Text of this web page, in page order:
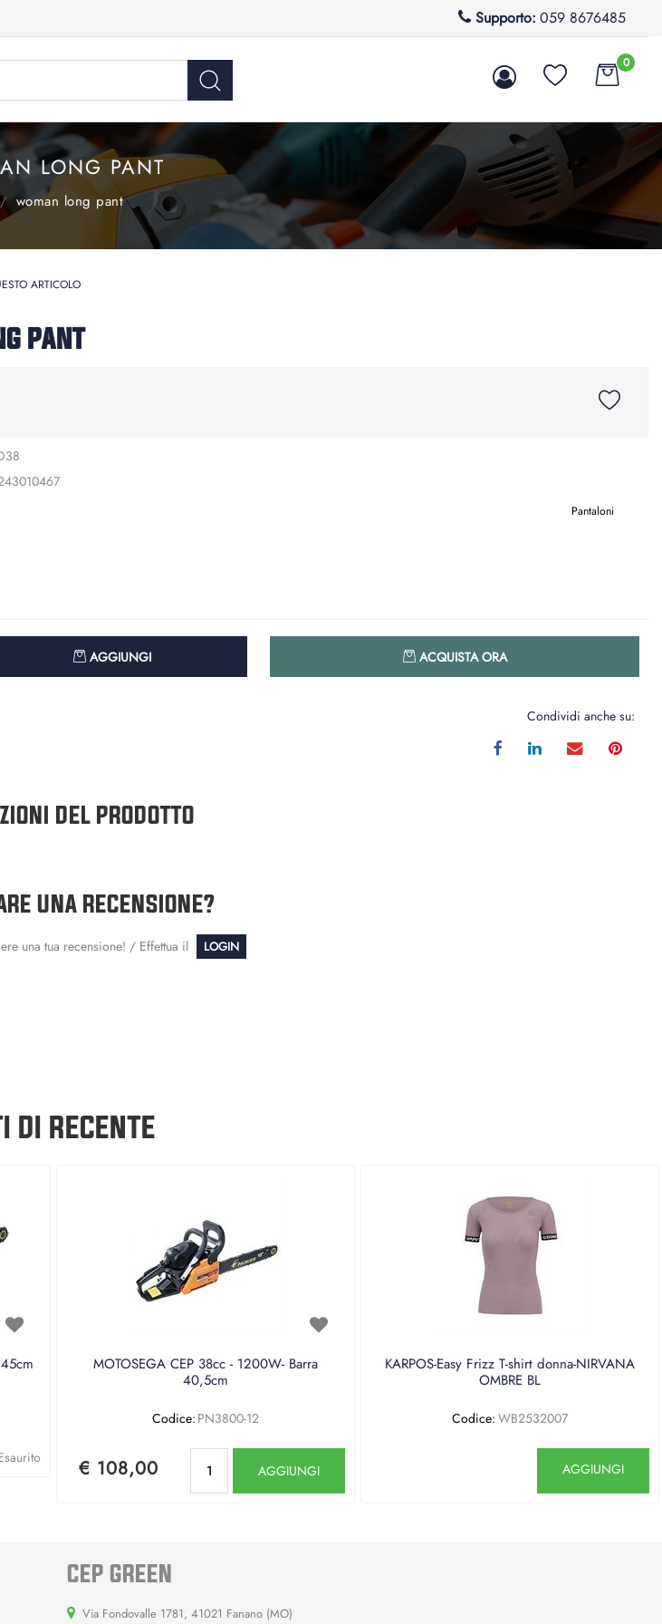
Supporto: 059 8676485
0
LONG PANT
woman long pant
ARTICOLO
PANT
Pantaloni
AGGIUNGI ACQUISTA ORA
Condividi anche su:
DEL PRODOTTO
UNA RECENSIONE?
una tua recensione! / Effettua il LOGIN
DI RECENTE
MOTOSEGA CEP 38cc - 1200W- Barra
40,5cm
Codice: PN3800-12
€ 108,00 AGGIUNGI
KARPOS-Easy Frizz T-shirt donna-NIRVANA
OMBRE BL
Codice: WB2532007
AGGIUNGI
CEP GREEN
Via Fondovalle 1781, 41021 Fanano (MO)